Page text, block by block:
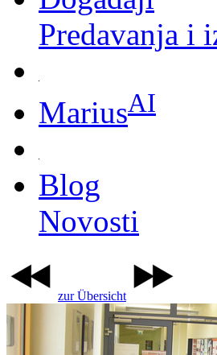
Predavanja i
MariusAI
Blog
Novosti
zur Übersicht